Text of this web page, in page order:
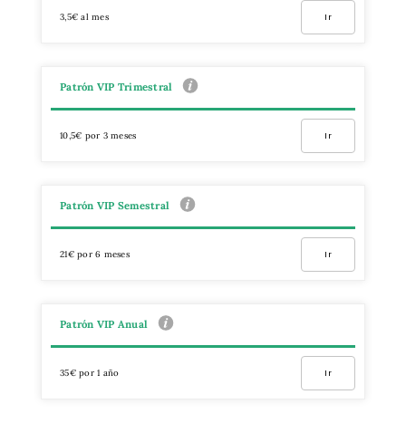
3,5€ al mes Ir
Patrón VIP Trimestral
10,5€ por 3 meses Ir
Patrón VIP Semestral
21€ por 6 meses Ir
Patrón VIP Anual
35€ por 1 año Ir